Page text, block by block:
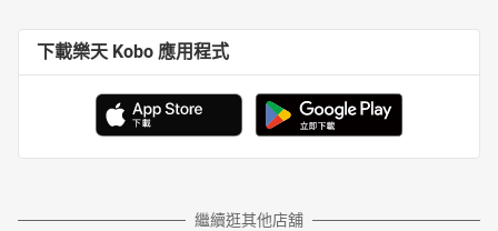
下載樂天 Kobo 應用程式
繼續逛其他店舖